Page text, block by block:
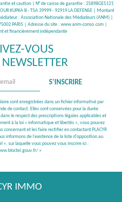
et caution | N° de caisse de garantie : 25898GES121
KUPKA B - TSA 39999 - 92919 LA DEFENSE | Montant
: Association Nationale des Médiateurs (ANM) |
PARIS | Adresse du site : www.anm-conso.com
et financièrement indépendante
VOUS
S'INSCRIRE
sont enregistrées dans un fichier informatisé par
de contact. Elles sont conservées pour la durée
le respect des prescriptions légales applicables et
à la loi « informatique et libertés », vous pouvez
concernant et les faire rectifier en contactant PLACYR
informons de l'existence de la liste d'opposition au
», sur laquelle vous pouvez vous inscrire ici :
»
IMMO